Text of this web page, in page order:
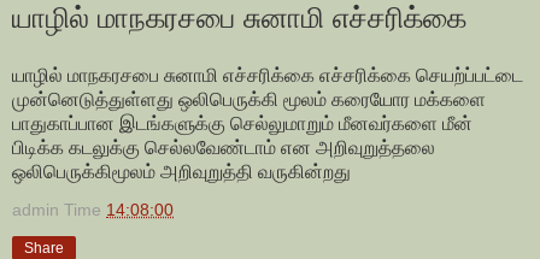
யாழில் மாநகரசபை சுனாமி எச்சரிக்கை
யாழில் மாநகரசபை சுனாமி எச்சரிக்கை எச்சரிக்கை செயற்ப்பட்டை
முன்னெடுத்துள்ளது ஒலிபெருக்கி மூலம் கரையோர மக்களை
பாதுகாப்பான இடங்களுக்கு செல்லுமாறும் மீனவர்களை மீன்
பிடிக்க கடலுக்கு செல்லவேண்டாம் என அறிவுறுத்தலை
ஒலிபெருக்கிமூலம் அறிவுறுத்தி வருகின்றது
admin Time 14:08:00
Share